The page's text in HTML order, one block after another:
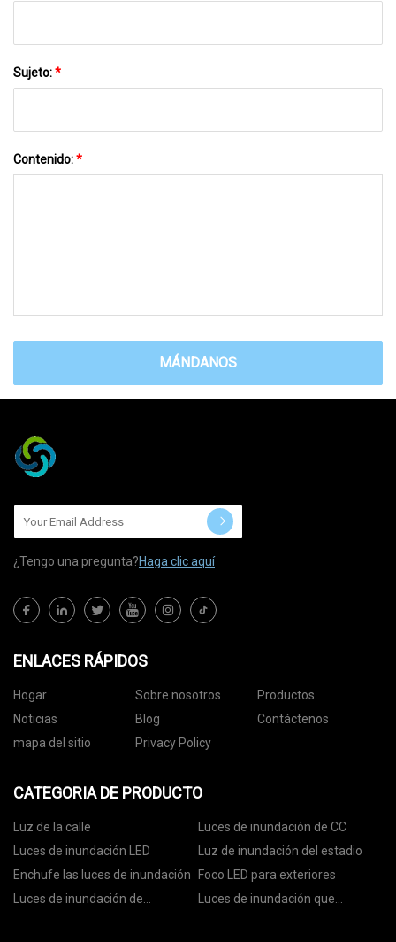
Sujeto:*
Contenido:*
MÁNDANOS
¿Tengo una pregunta?Haga clic aquí
ENLACES RÁPIDOS
Hogar Sobre nosotros
Productos
Noticias
Blog
Contáctenos
mapa del sitio
Privacy Policy
CATEGORIA DE PRODUCTO
Luz de la calle
Luces de inundación de CC
Luces de inundación LED
Luz de inundación del estadio
Enchufe las luces de inundación
Foco LED para exteriores
Luces de inundación de
Luces de inundación que